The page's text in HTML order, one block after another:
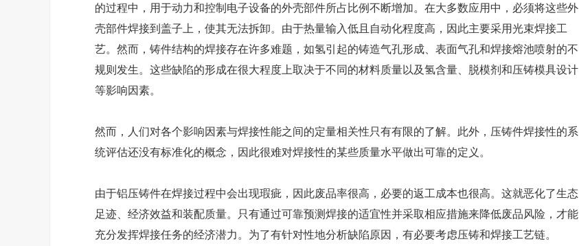
的过程中，用于动力和控制电子设备的外壳部件所占比例不断增加。在大多数应用中，必须将这些外
壳部件焊接到盖子上，使其无法拆卸。由于热量输入低且自动化程度高，因此主要采用光束焊接工
艺。然而，铸件结构的焊接存在许多难题，如氢引起的铸造气孔形成、表面气孔和焊接熔池喷射的不
规则发生。这些缺陷的形成在很大程度上取决于不同的材料质量以及氢含量、脱模剂和压铸模具设计
等影响因素。
然而，人们对各个影响因素与焊接性能之间的定量相关性只有有限的了解。此外，压铸件焊接性的系
统评估还没有标准化的概念，因此很难对焊接性的某些质量水平做出可靠的定义。
由于铝压铸件在焊接过程中会出现瑕疵，因此废品率很高，必要的返工成本也很高。这就恶化了生态
足迹、经济效益和装配质量。只有通过可靠预测焊接的适宜性并采取相应措施来降低废品风险，才能
充分发挥焊接任务的经济潜力。为了有针对性地分析缺陷原因，有必要考虑压铸和焊接工艺链。